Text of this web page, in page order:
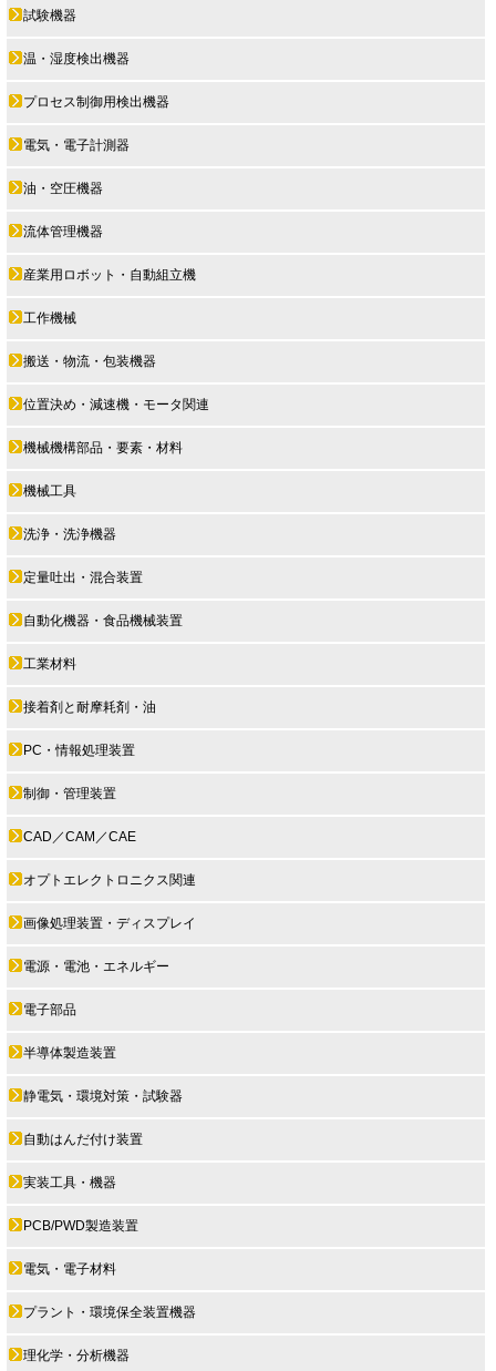
試験機器
温・湿度検出機器
プロセス制御用検出機器
電気・電子計測器
油・空圧機器
流体管理機器
産業用ロボット・自動組立機
工作機械
搬送・物流・包装機器
位置決め・減速機・モータ関連
機械機構部品・要素・材料
機械工具
洗浄・洗浄機器
定量吐出・混合装置
自動化機器・食品機械装置
工業材料
接着剤と耐摩耗剤・油
PC・情報処理装置
制御・管理装置
CAD／CAM／CAE
オプトエレクトロニクス関連
画像処理装置・ディスプレイ
電源・電池・エネルギー
電子部品
半導体製造装置
静電気・環境対策・試験器
自動はんだ付け装置
実装工具・機器
PCB/PWD製造装置
電気・電子材料
プラント・環境保全装置機器
理化学・分析機器